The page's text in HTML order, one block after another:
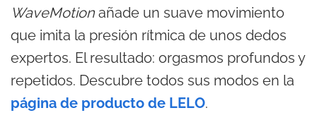
WaveMotion añade un suave movimiento
que imita la presión rítmica de unos dedos
expertos. El resultado: orgasmos profundos y
repetidos. Descubre todos sus modos en la
página de producto de LELO.